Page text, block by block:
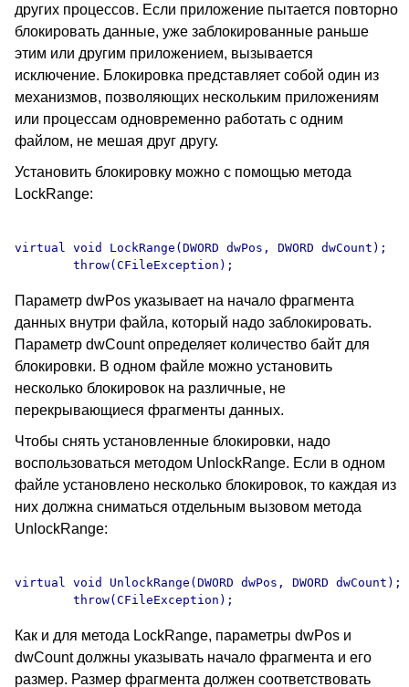
других процессов. Если приложение пытается повторно
блокировать данные, уже заблокированные раньше
этим или другим приложением, вызывается
исключение. Блокировка представляет собой один из
механизмов, позволяющих нескольким приложениям
или процессам одновременно работать с одним
файлом, не мешая друг другу.
Установить блокировку можно с помощью метода
LockRange:
virtual void LockRange(DWORD dwPos, DWORD dwCount);
Параметр dwPos указывает на начало фрагмента
данных внутри файла, который надо заблокировать.
Параметр dwCount определяет количество байт для
блокировки. В одном файле можно установить
несколько блокировок на различные, не
перекрывающиеся фрагменты данных.
Чтобы снять установленные блокировки, надо
воспользоваться методом UnlockRange. Если в одном
файле установлено несколько блокировок, то каждая из
них должна сниматься отдельным вызовом метода
UnlockRange:
virtual void UnlockRange(DWORD dwPos, DWORD dwCount);
Как и для метода LockRange, параметры dwPos и
dwCount должны указывать начало фрагмента и его
размер. Размер фрагмента должен соответствовать